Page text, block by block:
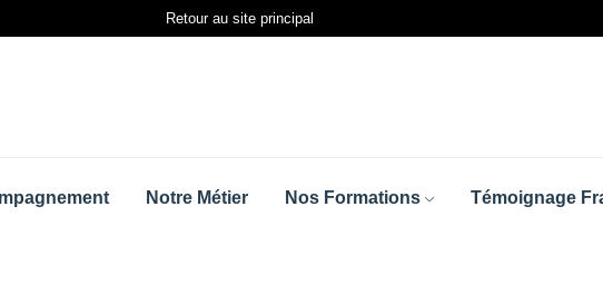
Retour au site principal
Notre Métier Nos Formations Témoignage